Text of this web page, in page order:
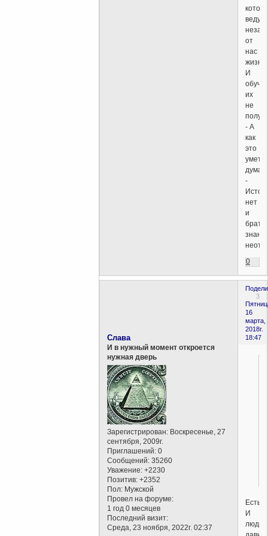
ведут
от
нас
И
их
не
- А
как
это
уметь
-
нет
и
брать
0
3
16
марта,
2018г.
18:47
Слава
И в нужный момент откроется
нужная дверь
Зарегистрирован: Воскресенье, 27
сентября, 2009г.
Приглашений: 0
Сообщений: 35260
Уважение: +2230
Позитив: +2352
Пол: Мужской
Провел на форуме:
1 год 0 месяцев
Последний визит:
Среда, 23 ноября, 2022г. 02:37
Есть.
И
люди